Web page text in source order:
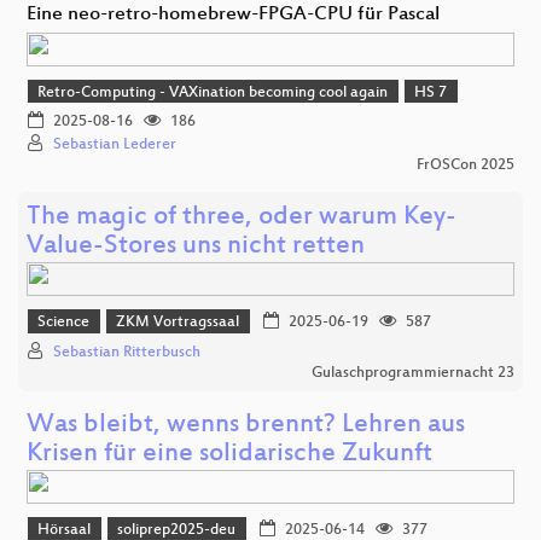
Eine neo-retro-homebrew-FPGA-CPU für Pascal
Retro-Computing - VAXination becoming cool again
HS 7
2025-08-16
186
Sebastian Lederer
FrOSCon 2025
The magic of three, oder warum Key-
Value-Stores uns nicht retten
Science ZKM Vortragssaal 2025-06-19
587
Sebastian Ritterbusch
Gulaschprogrammiernacht 23
Was bleibt, wenns brennt? Lehren aus
Krisen für eine solidarische Zukunft
Hörsaal soliprep2025-deu 2025-06-14
377